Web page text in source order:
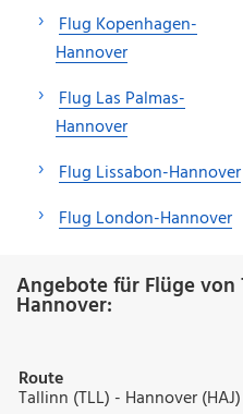
Flug Kopenhagen-
Hannover
Flug Las Palmas-
Hannover
Flug Lissabon-Hannover
Flug London-Hannover
Angebote für Flüge von
Hannover:
Route
Tallinn (TLL) - Hannover (HAJ)